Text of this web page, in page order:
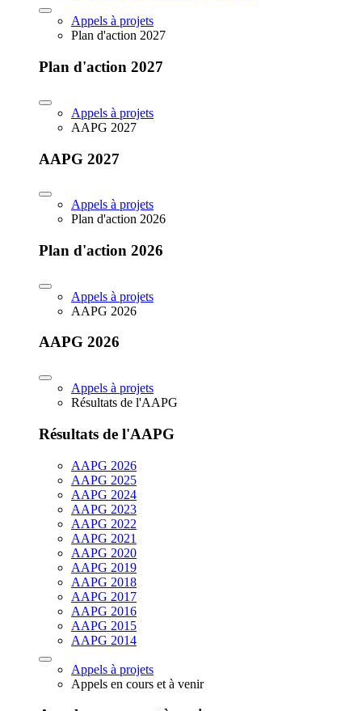
Appels à projets
Plan d'action 2027
Plan d'action 2027
Appels à projets
AAPG 2027
AAPG 2027
Appels à projets
Plan d'action 2026
Plan d'action 2026
Appels à projets
AAPG 2026
AAPG 2026
Appels à projets
Résultats de l'AAPG
Résultats de l'AAPG
AAPG 2026
AAPG 2025
AAPG 2024
AAPG 2023
AAPG 2022
AAPG 2021
AAPG 2020
AAPG 2019
AAPG 2018
AAPG 2017
AAPG 2016
AAPG 2015
AAPG 2014
Appels à projets
Appels en cours et à venir